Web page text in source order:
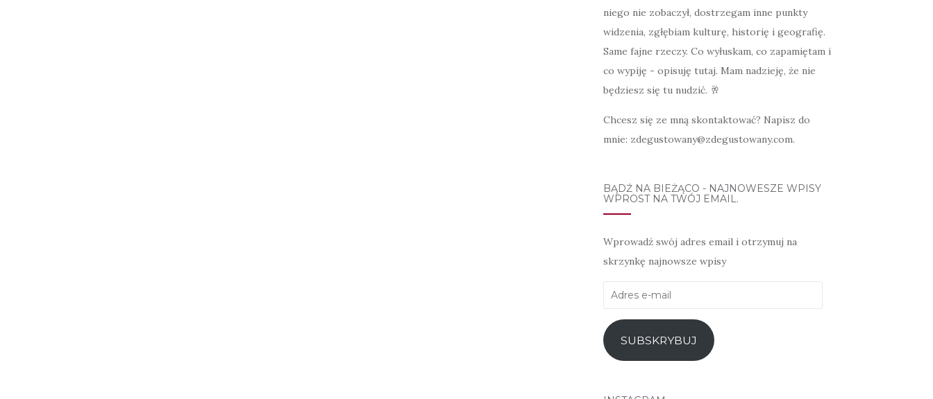
niego nie zobaczył, dostrzegam inne punkty
widzenia, zgłębiam kulturę, historię i geografię.
Same fajne rzeczy. Co wyłuskam, co zapamiętam i
co wypiję - opisuję tutaj. Mam nadzieję, że nie
będziesz się tu nudzić. 🥂
Chcesz się ze mną skontaktować? Napisz do
mnie: zdegustowany@zdegustowany.com.
BĄDŹ NA BIEŻĄCO - NAJNOWESZE WPISY
WPROST NA TWÓJ EMAIL.
Wprowadź swój adres email i otrzymuj na
skrzynkę najnowsze wpisy
Adres
mail
SUBSKRYBUJ